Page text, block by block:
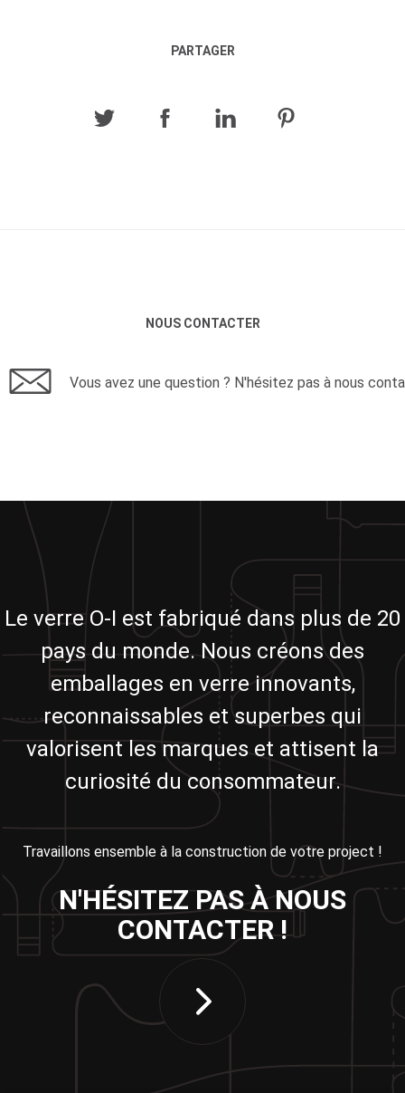
PARTAGER
NOUS CONTACTER
Vous avez une question ? N'hésitez pas à nous
Le verre O-I est fabriqué dans plus de 20
pays du monde. Nous créons des
emballages en verre innovants,
reconnaissables et superbes qui
valorisent les marques et attisent la
curiosité du consommateur.
Travaillons ensemble à la construction de votre project !
N'HÉSITEZ PAS À NOUS
CONTACTER !